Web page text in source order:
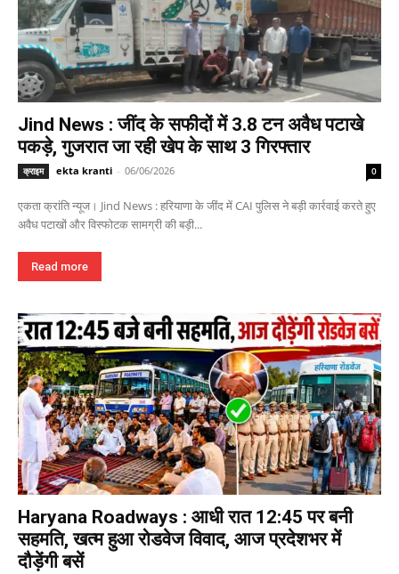
Jind News : जींद के सफीदों में 3.8 टन अवैध पटाखे
पकड़े, गुजरात जा रही खेप के साथ 3 गिरफ्तार
क्राइम ekta kranti - 06/06/2026 0
एकता क्रांति न्यूज। Jind News : हरियाणा के जींद में CAI पुलिस ने बड़ी कार्रवाई करते हुए
अवैध पटाखों और विस्फोटक सामग्री की बड़ी...
Read more
Haryana Roadways : आधी रात 12:45 पर बनी
सहमति, खत्म हुआ रोडवेज विवाद, आज प्रदेशभर में
दौड़ेंगी बसें